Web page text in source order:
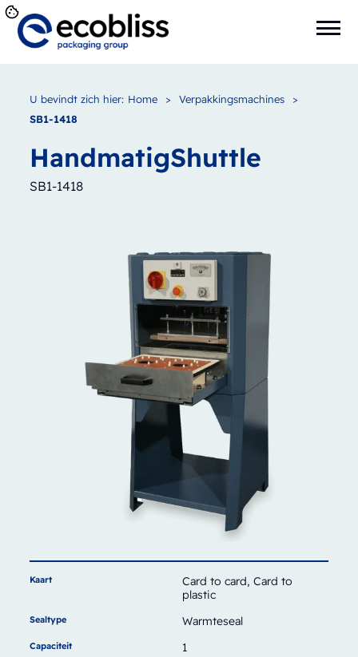
U bevindt zich hier: Home > Verpakkingsmachines
>
SB1-1418
HandmatigShuttle
SB1-1418
Kaart
Card to card, Card to
plastic
Sealtype Warmteseal
Capaciteit 1